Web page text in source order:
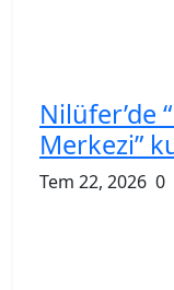
Nilüfer’de
Merkezi”
Tem 22, 2026 0